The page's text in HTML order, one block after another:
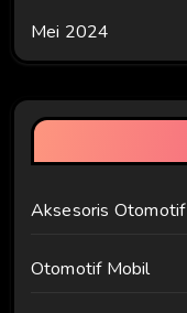
Mei 2024
Aksesoris Otomotif
Otomotif Mobil